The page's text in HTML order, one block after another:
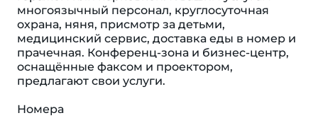
многоязычный персонал, круглосуточная
охрана, няня, присмотр за детьми,
медицинский сервис, доставка еды в номер и
прачечная. Конференц-зона и бизнес-центр,
оснащённые факсом и проектором,
предлагают свои услуги.
Номера